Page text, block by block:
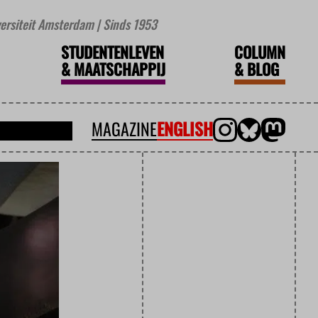
Amsterdam | Sinds 1953
STUDENTENLEVEN
&MAATSCHAPPIJ
COLUMN
&BLOG
MAGAZINEENGLISH